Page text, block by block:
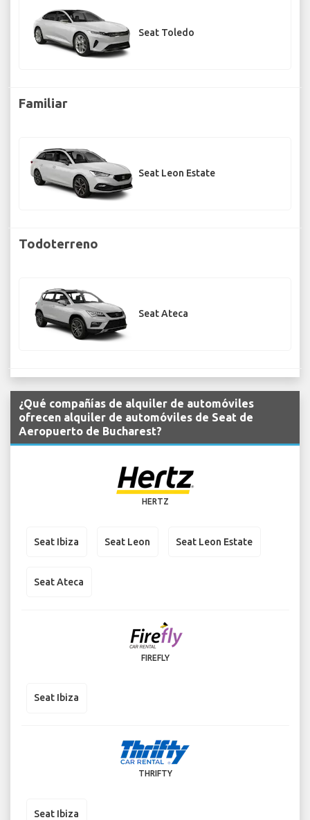
Seat Toledo
Familiar
Seat Leon Estate
Todoterreno
Seat Ateca
¿Qué compañías de alquiler de automóviles
ofrecen alquiler de automóviles de Seat de
Aeropuerto de Bucharest?
HERTZ
Seat Ibiza Seat Leon Seat Leon Estate
Seat Ateca
FIREFLY
Seat Ibiza
THRIFTY
Seat Ibiza